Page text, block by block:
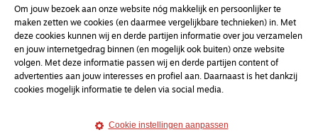
Kvk-nummer 33277063
NL46 INGB 0117 5827 86
info@onderwegonline.nl
Om jouw bezoek aan onze website nóg makkelijk en persoonlijker te
maken zetten we cookies (en daarmee vergelijkbare technieken) in. Met
deze cookies kunnen wij en derde partijen informatie over jou verzamelen
en jouw internetgedrag binnen (en mogelijk ook buiten) onze website
volgen. Met deze informatie passen wij en derde partijen content of
advertenties aan jouw interesses en profiel aan. Daarnaast is het dankzij
cookies mogelijk informatie te delen via social media.
Cookie instellingen aanpassen